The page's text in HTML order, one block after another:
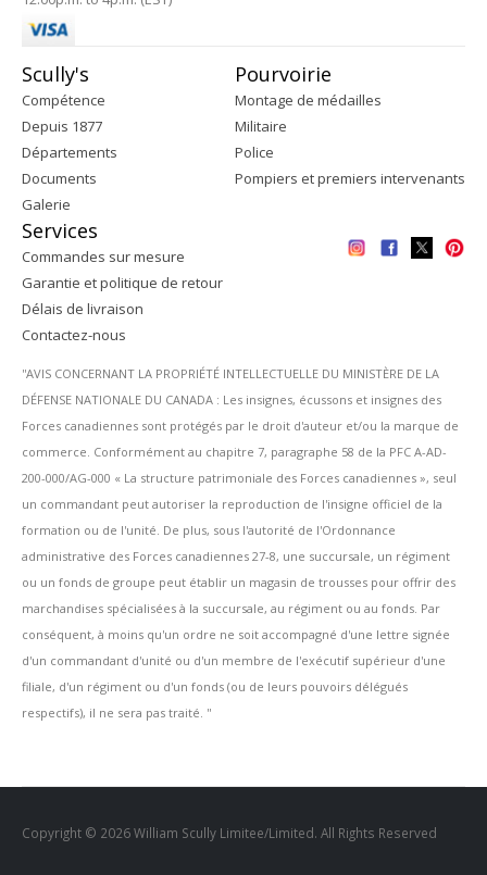
Scully's
Compétence
Depuis 1877
Départements
Documents
Galerie
Pourvoirie
Montage de médailles
Militaire
Police
Pompiers et premiers intervenants
Services
Commandes sur mesure
Garantie et politique de retour
Délais de livraison
Contactez-nous
''AVIS CONCERNANT LA PROPRIÉTÉ INTELLECTUELLE DU MINISTÈRE DE LA
DÉFENSE NATIONALE DU CANADA : Les insignes, écussons et insignes des
Forces canadiennes sont protégés par le droit d'auteur et/ou la marque de
commerce. Conformément au chapitre 7, paragraphe 58 de la PFC A-AD-
200-000/AG-000 « La structure patrimoniale des Forces canadiennes », seul
un commandant peut autoriser la reproduction de l'insigne officiel de la
formation ou de l'unité. De plus, sous l'autorité de l'Ordonnance
administrative des Forces canadiennes 27-8, une succursale, un régiment
ou un fonds de groupe peut établir un magasin de trousses pour offrir des
marchandises spécialisées à la succursale, au régiment ou au fonds. Par
conséquent, à moins qu'un ordre ne soit accompagné d'une lettre signée
d'un commandant d'unité ou d'un membre de l'exécutif supérieur d'une
filiale, d'un régiment ou d'un fonds (ou de leurs pouvoirs délégués
respectifs), il ne sera pas traité. ''
Copyright © 2026 William Scully Limitee/Limited. All Rights Reserved